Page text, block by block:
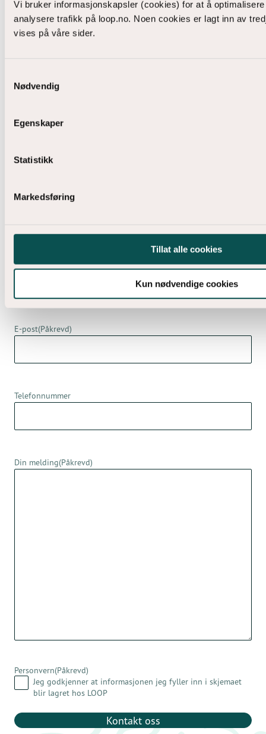
Vi bruker informasjonskapsler (cookies) for at å
analysere trafikk på loop.no. Noen cookies er lagt inn av
vises på våre sider.
Nødvendig
Egenskaper
Statistikk
Markedsføring
Tillat alle cookies
Kun nødvendige cookies
Hvem eier LOOP?
Hva er LOOPs formål?
samarbeidsmuligheter?
nedenfor.
Navn(Påkrevd)
Fornavn
E-post(Påkrevd)
Telefonnummer
Din melding(Påkrevd)
Personvern(Påkrevd)
Jeg godkjenner at informasjonen jeg fyller inn i skjemaet
blir lagret hos LOOP